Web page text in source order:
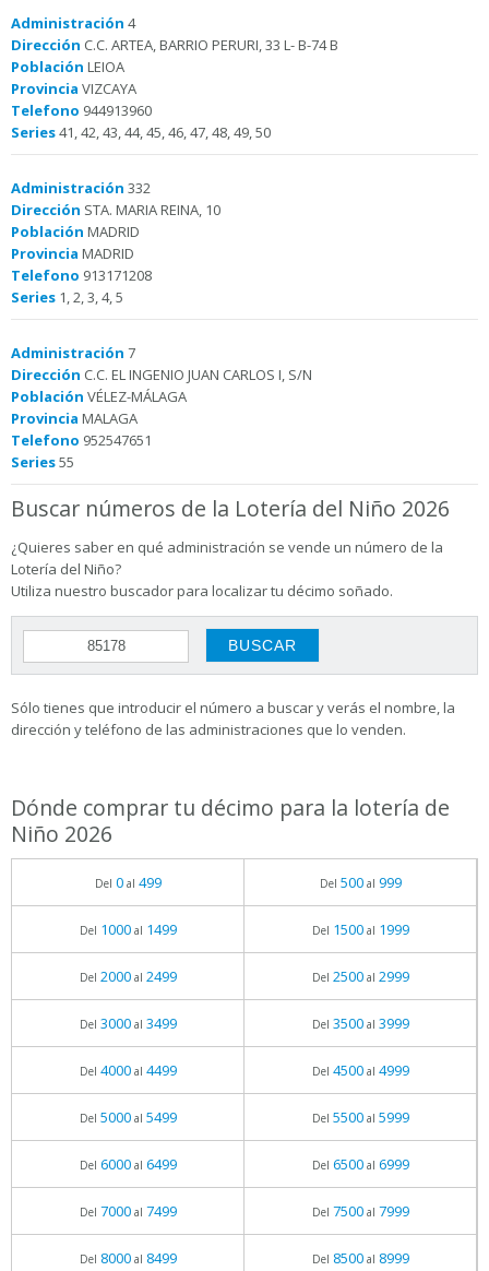
Administración 4
Dirección C.C. ARTEA, BARRIO PERURI, 33 L- B-74 B
Población LEIOA
Provincia VIZCAYA
Telefono 944913960
Series41, 42, 43, 44, 45, 46, 47, 48, 49, 50
Administración 332
Dirección STA. MARIA REINA, 10
Población MADRID
Provincia MADRID
Telefono 913171208
Series 1, 2, 3, 4, 5
Administración 7
Dirección C.C. EL INGENIO JUAN CARLOS I, S/N
Población VÉLEZ-MÁLAGA
Provincia MALAGA
Telefono 952547651
Series55
Buscar números de la Lotería del Niño 2026
¿Quieres saber en qué administración se vende un número de la
Lotería del Niño?
Utiliza nuestro buscador para localizar tu décimo soñado.
Sólo tienes que introducir el número a buscar y verás el nombre, la
dirección y teléfono de las administraciones que lo venden.
Dónde comprar tu décimo para la lotería de
Niño 2026
Del 0al 499 Del 500al 999
Del 1000al 1499 Del 1500al 1999
Del 2000al 2499 Del 2500al 2999
Del 3000al 3499 Del 3500al 3999
Del 4000al 4499 Del 4500al 4999
Del 5000al 5499 Del 5500al 5999
Del 6000al 6499 Del 6500al 6999
Del 7000al 7499 Del 7500al 7999
Del 8000al 8499 Del 8500al 8999